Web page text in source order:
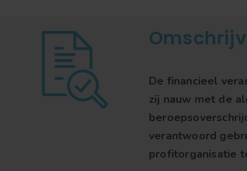
De financieel
zij nauw met de
verantwoord
profitorganisatie